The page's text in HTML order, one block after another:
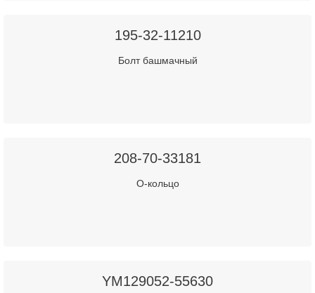
195-32-11210
Болт башмачный
208-70-33181
О-кольцо
YM129052-55630